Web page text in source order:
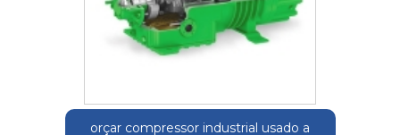
orçar compressor industrial usado a